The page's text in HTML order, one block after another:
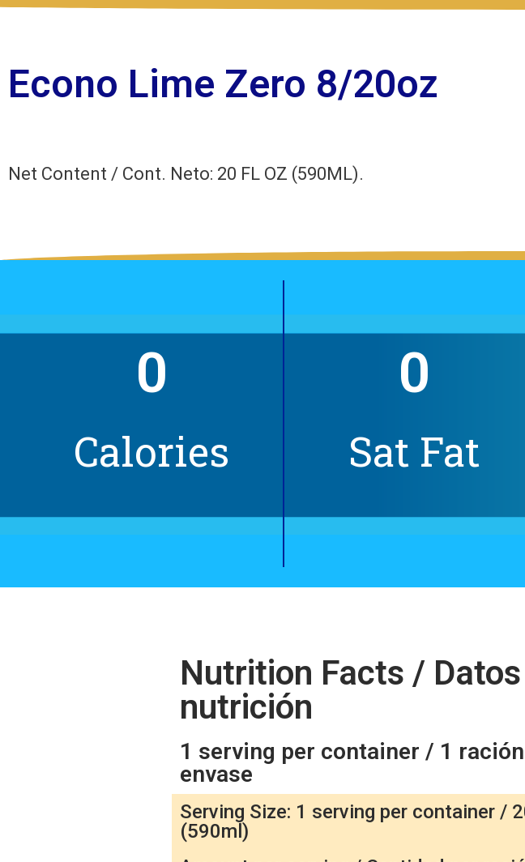
Econo Lime Zero 8/20oz
Net Content / Cont. Neto: 20 FL OZ (590ML).
0
Calories
0
Sat Fat
Nutrition Facts /
nutrición
1 serving per container / 1
envase
Serving Size: 1 serving per container /
(590ml)